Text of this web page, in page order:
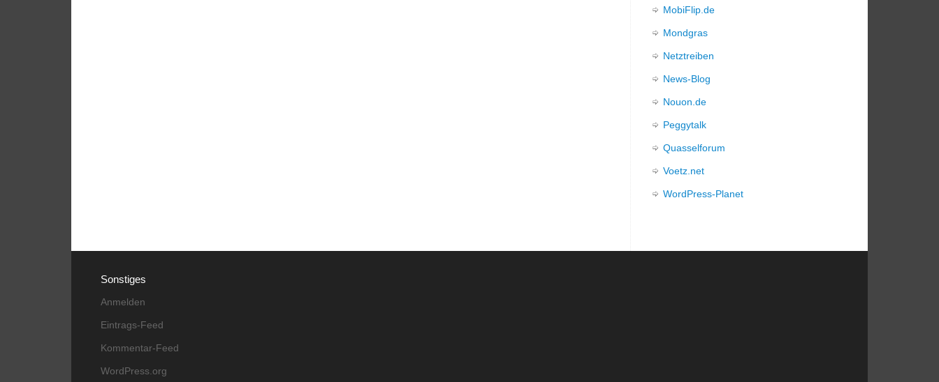
MobiFlip.de
Mondgras
Netztreiben
News-Blog
Nouon.de
Peggytalk
Quasselforum
Voetz.net
WordPress-Planet
Sonstiges
Anmelden
Eintrags-Feed
Kommentar-Feed
WordPress.org